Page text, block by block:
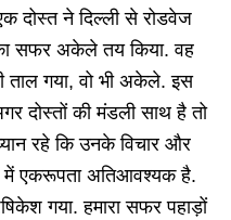
दोस्त ने दिल्ली से रोडवेज
सफर अकेले तय किया. वह
ताल गया, वो भी अकेले. इस
दोस्तों की मंडली साथ है तो
रहे कि उनके विचार और
में एकरूपता अतिआवश्यक है.
गया. हमारा सफर पहाड़ों